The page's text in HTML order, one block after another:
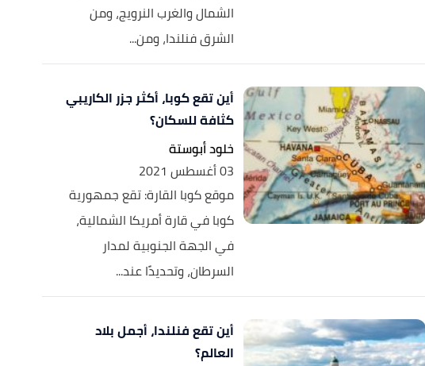
الشمال والغرب النرويج، ومن
الشرق فنلندا، ومن...
أين تقع كوبا، أكثر جزر الكاريبي
كثافة للسكان؟
خلود أبوستة
03 أغسطس 2021
موقع كوبا القارة: تقع جمهورية
كوبا في قارة أمريكا الشمالية،
في الجهة الجنوبية لمدار
السرطان، وتحديدًا عند...
أين تقع فنلندا، أجمل بلاد
العالم؟